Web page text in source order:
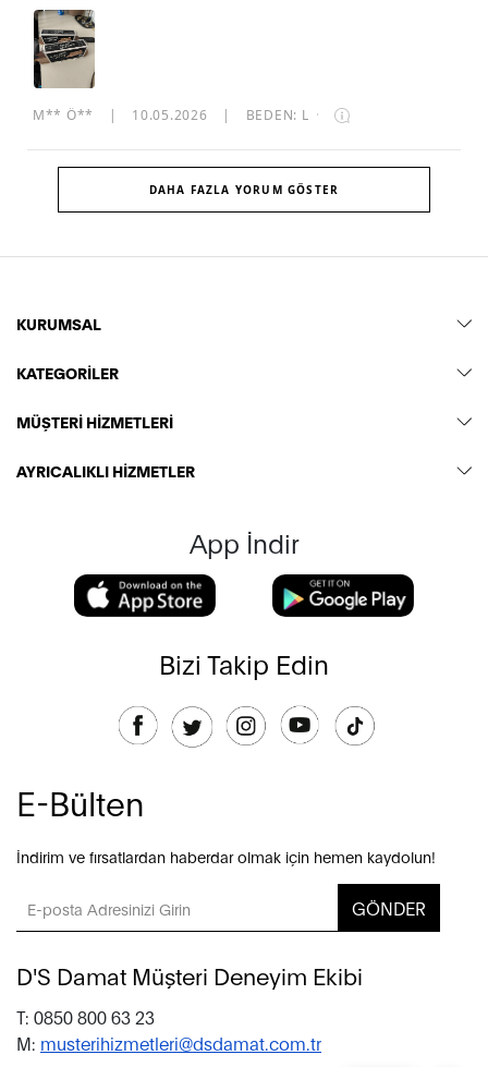
M** Ö** | 10.05.2026 | BEDEN: L ·
DAHA FAZLA YORUM GÖSTER
KURUMSAL
KATEGORİLER
MÜŞTERİ HİZMETLERİ
AYRICALIKLI HİZMETLER
App İndir
Bizi Takip Edin
E-Bülten
İndirim ve fırsatlardan haberdar olmak için hemen kaydolun!
GÖNDER
D'S Damat Müşteri Deneyim Ekibi
T: 0850 800 63 23
M: musterihizmetleri@dsdamat.com.tr